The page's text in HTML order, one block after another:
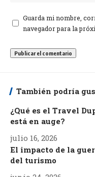
Guarda mi nombre,
navegador para la
También podría
¿Qué es el Travel
está en auge?
julio 16, 2026
El impacto de la
del turismo